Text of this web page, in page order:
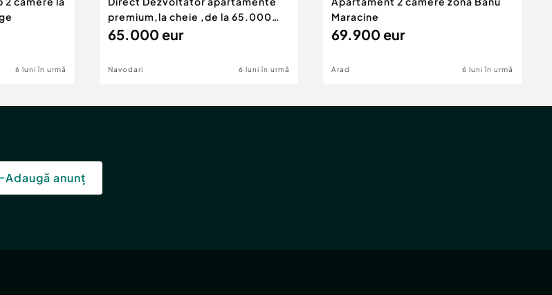
6 luni în urmă
premium,la cheie ,de la 65.000
eur
65.000 eur
Navodari 6 luni în urmă
Maracine
69.900 eur
Arad 6 luni în urmă
Adaugă anunț